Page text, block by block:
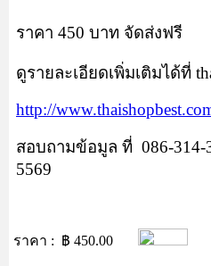
ราคา 450 บาท จัดส่งฟรี
ดูรายละเอียดเพิ่มเติมได้ที่
http://
สอบถามข้อมูล ที่ 086-314-
5569
ราคา : ฿ 450.00